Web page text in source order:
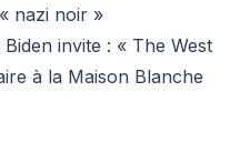
nazi noir »
invite : « The West
à la Maison Blanche